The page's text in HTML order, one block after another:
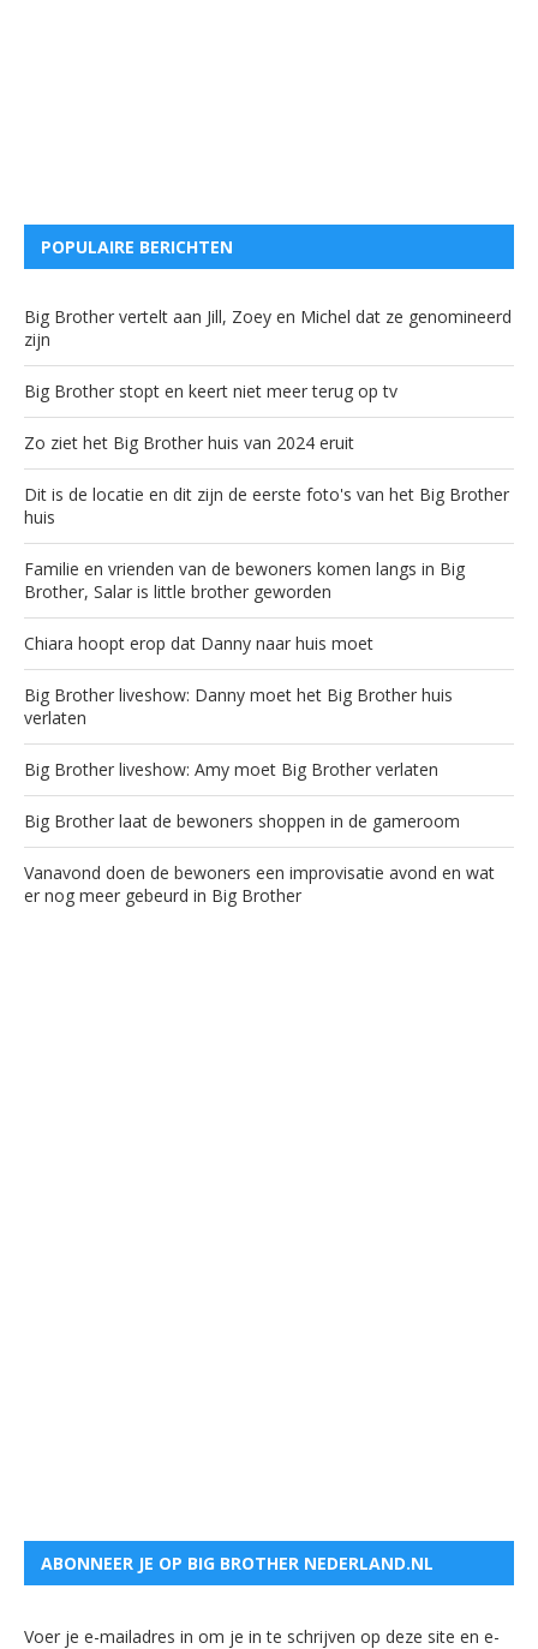
POPULAIRE BERICHTEN
Big Brother vertelt aan Jill, Zoey en Michel dat ze genomineerd
zijn
Big Brother stopt en keert niet meer terug op tv
Zo ziet het Big Brother huis van 2024 eruit
Dit is de locatie en dit zijn de eerste foto's van het Big Brother
huis
Familie en vrienden van de bewoners komen langs in Big
Brother, Salar is little brother geworden
Chiara hoopt erop dat Danny naar huis moet
Big Brother liveshow: Danny moet het Big Brother huis
verlaten
Big Brother liveshow: Amy moet Big Brother verlaten
Big Brother laat de bewoners shoppen in de gameroom
Vanavond doen de bewoners een improvisatie avond en wat
er nog meer gebeurd in Big Brother
ABONNEER JE OP BIG BROTHER NEDERLAND.NL
Voer je e-mailadres in om je in te schrijven op deze site en e-